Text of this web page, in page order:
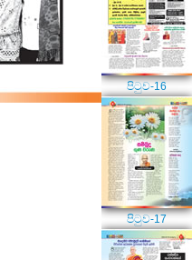
පිටුව-16
පිටුව-17